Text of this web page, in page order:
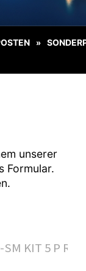
»
unserer
Formular.